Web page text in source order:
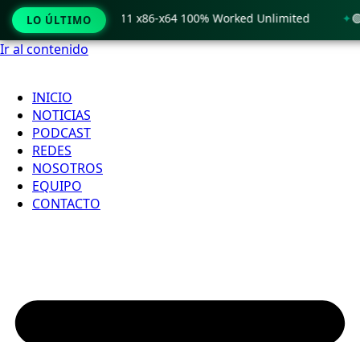
Ir al contenido
INICIO
NOTICIAS
PODCAST
REDES
NOSOTROS
EQUIPO
CONTACTO
LO ÚLTIMO
Windows 11 x86-x64 100% Worked Unlimited 🟢